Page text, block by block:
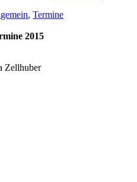
,Termine
2015
Zellhuber